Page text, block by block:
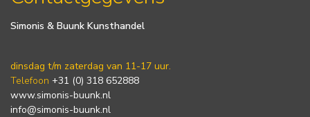
Simonis & Buunk Kunsthandel
dinsdag t/m zaterdag van 11-17 uur.
Telefoon +31 (0) 318 652888
www.simonis-buunk.nl
info@simonis-buunk.nl